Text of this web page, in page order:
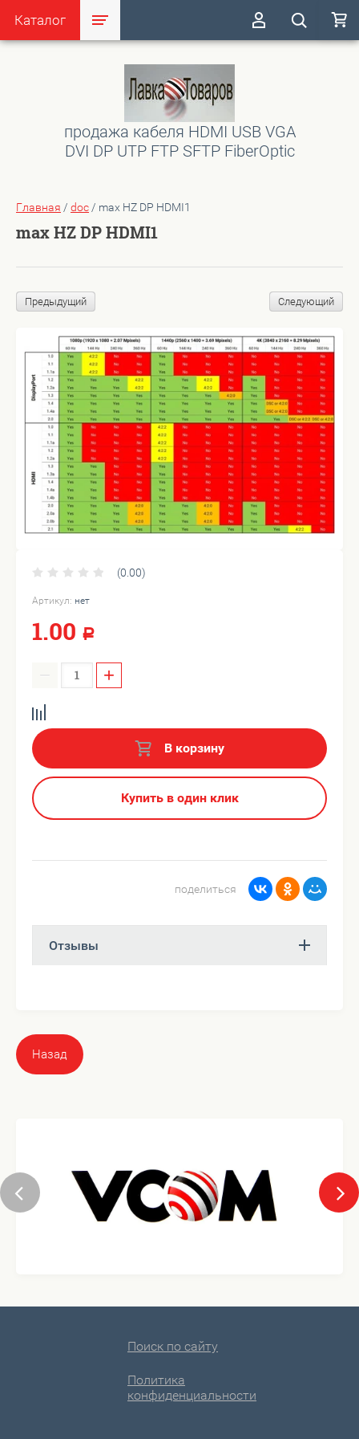
Каталог
продажа кабеля HDMI USB VGA
DVI DP UTP FTP SFTP FiberOptic
Главная / doc / max HZ DP HDMI1
max HZ DP HDMI1
Предыдущий Следующий
(0.00)
Артикул: нет
1.00 Р
− +
В корзину
Купить в один клик
поделиться
Отзывы
Назад
Поиск по сайту
Политика
конфиденциальности